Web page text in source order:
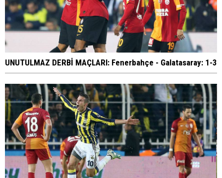
UNUTULMAZ DERBİ MAÇLARI: Fenerbahçe - Galatasaray: 1-3